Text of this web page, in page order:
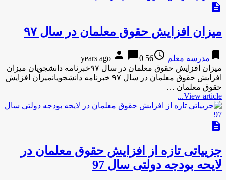
description
میزان افزایش حقوق معلمان در سال ۹۷
bookmark مدرسه معلم access_time
56 years ago
person chat_bubble0
میزان افزایش حقوق معلمان در سال ۹۷خبرنامه دانشجویان میزان
افزایش حقوق معلمان در سال ۹۷ خبرنامه دانشجویانمیزان افزایش
حقوق معلمان …
View article...
description
جزییاتی تازه از افزایش حقوق معلمان در
لایحه بودجه دولتی سال 97